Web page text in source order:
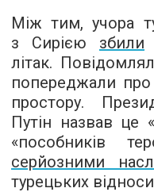
Між тим, учора
з Сирією збили
літак.
попереджали
простору.
Путін назвав це
«пособників
серйозними
турецьких